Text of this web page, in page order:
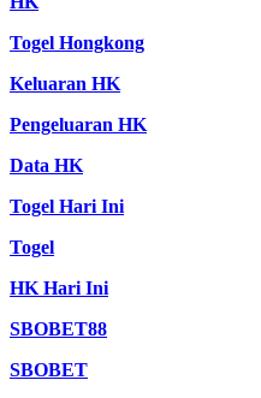
Togel Hongkong
Keluaran HK
Pengeluaran HK
Data HK
Togel Hari Ini
Togel
HK Hari Ini
SBOBET88
SBOBET